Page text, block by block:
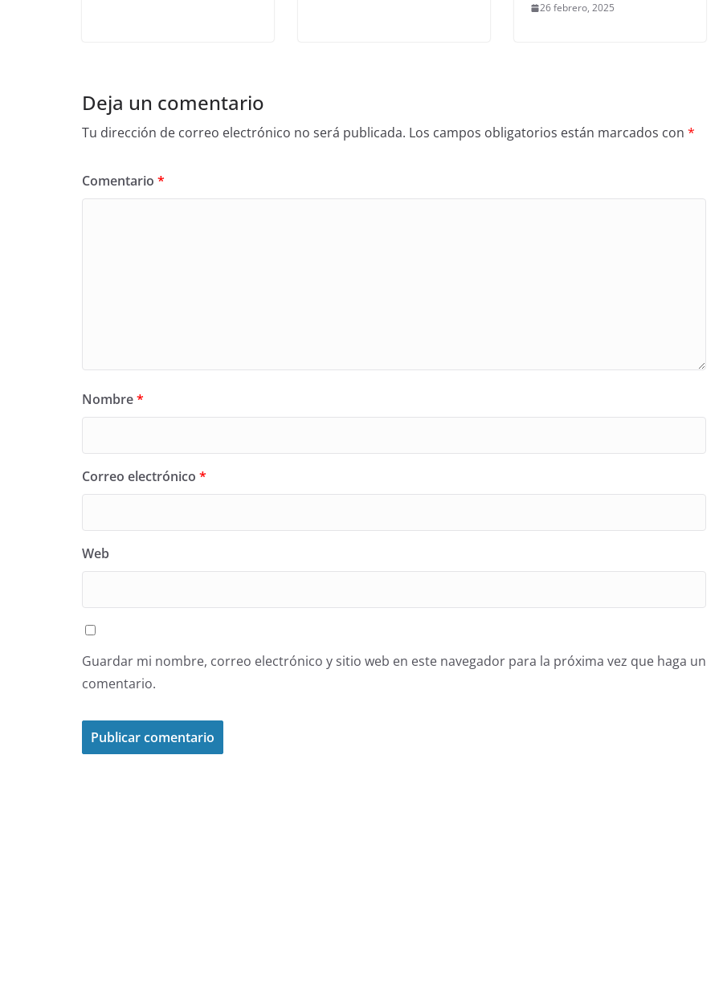
26 febrero, 2025
Deja un comentario
Tu dirección de correo electrónico no será publicada. Los campos obligatorios están marcados con *
Comentario *
Nombre*
Correo electrónico *
Web
Guardar mi nombre, correo electrónico y sitio web en este navegador para la próxima vez que haga un
comentario.